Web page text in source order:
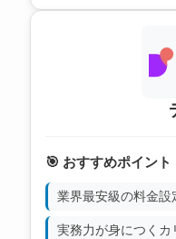
🎯 おすすめポイント
業界最安級の料金設
実務力が身につくカ